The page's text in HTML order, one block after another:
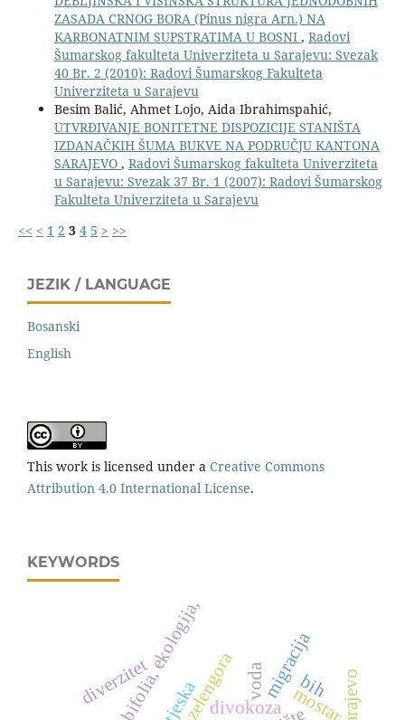
ZASADA CRNOG BORA (Pinus nigra Arn.) NA
KARBONATNIM SUPSTRATIMA U BOSNI , Radovi
Šumarskog fakulteta Univerziteta u Sarajevu: Svezak
40 Br. 2 (2010): Radovi Šumarskog Fakulteta
Univerziteta u Sarajevu
Besim Balić, Ahmet Lojo, Aida Ibrahimspahić,
UTVRÐIVANJE BONITETNE DISPOZICIJE STANIŠTA
IZDANAČKIH ŠUMA BUKVE NA PODRUČJU KANTONA
SARAJEVO , Radovi Šumarskog fakulteta Univerziteta
u Sarajevu: Svezak 37 Br. 1 (2007): Radovi Šumarskog
Fakulteta Univerziteta u Sarajevu
<< < 1 2 3 4 5 > >>
JEZIK / LANGUAGE
Bosanski
English
This work is licensed under a Creative Commons
Attribution 4.0 International License.
KEYWORDS
divokoza
zelengora migracija
voda
mostar
diverzitet bih